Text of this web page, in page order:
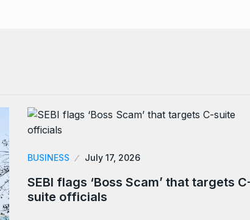
BUSINESS July 17, 2026
SEBI flags ‘Boss Scam’ that targets
suite officials